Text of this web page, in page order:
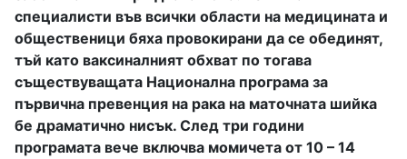
специалисти във всички области на медицината и
общественици бяха провокирани да се обединят,
тъй като ваксиналният обхват по тогава
съществуващата Национална програма за
първична превенция на рака на маточната шийка
бе драматично нисък. След три години
програмата вече включва момичета от 10 – 14